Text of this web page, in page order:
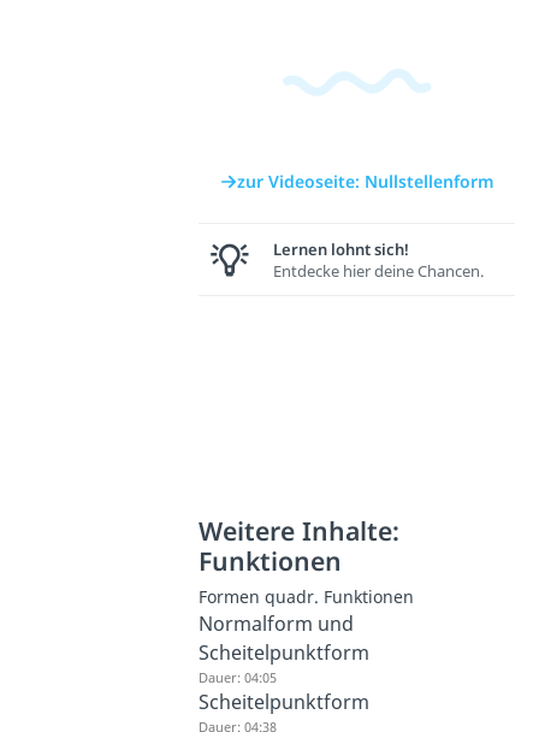
zur Videoseite: Nullstellenform
Lernen lohnt sich!
Entdecke hier deine Chancen.
Weitere Inhalte:
Funktionen
Formen quadr. Funktionen
Normalform und
Scheitelpunktform
Dauer: 04:05
Scheitelpunktform
Dauer: 04:38